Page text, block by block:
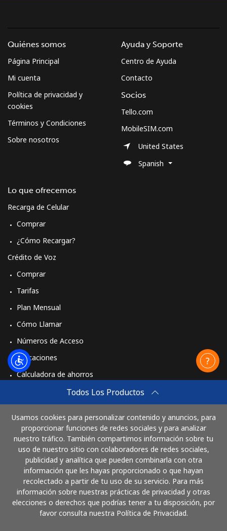
Todos Los Productos
Usamos cookies para personalizar contenido y anuncios, para
proporcionar funciones de redes sociales y para analizar
nuestro tráfico. También compartimos información sobre tu
uso de nuestro sitio con colaboradores de redes sociales,
publicidad y analítica que pueden combinarla con otra
información que les hayas proporcionado o que hayan
recolectado a partir de tu uso de su servicio. Para más
información sobre nuestras prácticas de privacidad y otras
elecciones o derechos que podrías tener a tu disposición, por
favor consulta nuestra Política de Privacidad.
Quiénes somos
Página Principal
Mi cuenta
Política de privacidad y
cookies
Términos y Condiciones
Sobre nosotros
Lo que ofrecemos
Recarga de Celular
Comprar
¿Cómo Recargar?
Crédito de Voz
Comprar
Tarifas
Plan Mensual
Cómo Llamar
Números de Acceso
Aplicaciones
Calculadora de ahorros
Cómo funciona
Ayuda y Soporte
Centro de Ayuda
Contacto
Socios
Tello.com
MobileSIM.com
United States
Spanish
Paga con